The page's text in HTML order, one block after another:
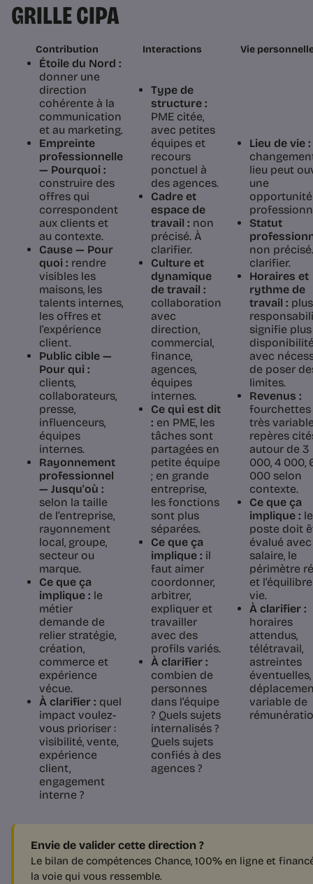
GRILLE CIPA
Contribution Interactions Vie
Étoile du Nord :
donner une
direction
cohérente à la
communication
et au marketing.
Empreinte
professionnelle
— Pourquoi :
construire des
offres qui
correspondent
aux clients et
au contexte.
Cause — Pour
quoi : rendre
visibles les
maisons, les
talents internes,
les offres et
l’expérience
client.
Public cible —
Pour qui :
clients,
collaborateurs,
presse,
influenceurs,
équipes
internes.
Rayonnement
professionnel
— Jusqu'où :
selon la taille
de l’entreprise,
rayonnement
local, groupe,
secteur ou
marque.
Ce que ça
implique : le
métier
demande de
relier stratégie,
création,
commerce et
expérience
vécue.
À clarifier : quel
impact voulez-
vous prioriser :
visibilité, vente,
expérience
client,
engagement
interne ?
Type de
structure :
PME citée,
avec petites
équipes et
recours
ponctuel à
des agences.
Cadre et
espace de
travail : non
précisé. À
clarifier.
Culture et
dynamique
de travail :
collaboration
avec
direction,
commercial,
finance,
agences,
équipes
internes.
Ce qui est dit
: en PME, les
tâches sont
partagées en
petite équipe
; en grande
entreprise,
les fonctions
sont plus
séparées.
Ce que ça
implique : il
faut aimer
coordonner,
arbitrer,
expliquer et
travailler
avec des
profils variés.
À clarifier :
combien de
personnes
dans l’équipe
? Quels sujets
internalisés ?
Quels sujets
confiés à des
agences ?
Lieu de vie :
lieu peut
une
opportunité
Statut
non
clarifier.
Horaires et
rythme de
travail :
signifie
avec
de poser
limites.
Revenus :
fourchettes
très
repères
autour de 3
000, 4 000,
000 selon
contexte.
Ce que ça
implique : le
poste doit
évalué
salaire, le
périmètre
et
vie.
À clarifier :
horaires
attendus,
télétravail,
astreintes
éventuelles,
variable de
Envie de valider cette direction ?
Le bilan de compétences Chance, 100% en ligne et
la voie qui vous ressemble.